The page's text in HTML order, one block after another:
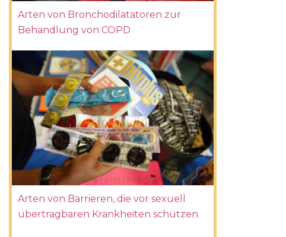
Arten von Bronchodilatatoren zur
Behandlung von COPD
Arten von Barrieren, die vor sexuell
übertragbaren Krankheiten schützen